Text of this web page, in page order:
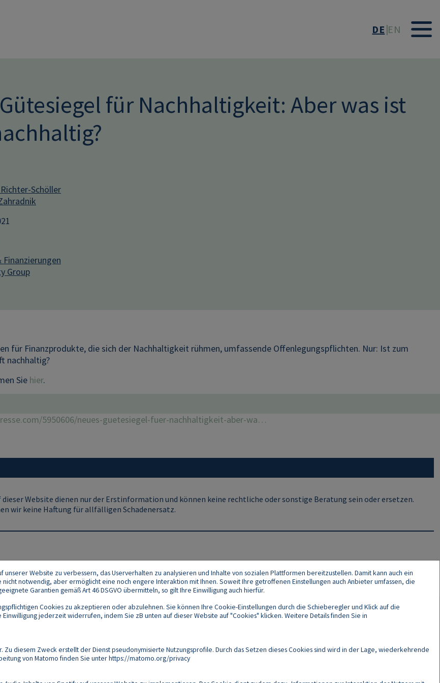
DE EN
für Nachhaltigkeit: Aber was ist
Schöller
Group
für Finanzprodukte, die sich der Nachhaltigkeit rühmen, umfassende Offenlegungspflichten. Nur: Ist zum
nachhaltig?
Sie hier.
5950606/neues-guetesiegel-fuer-nachhaltigkeit-aber-wa…
dieser Website dienen nur der Erstinformation und können keine rechtliche oder sonstige Beratung sein oder ersetzen.
wir keine Haftung für allfälligen Schadenersatz.
Footer
unserer Website zu verbessern, das Userverhalten zu analysieren und Inhalte von sozialen Plattformen bereitzustellen. Damit kann auch ein
notwendig, aber ermöglicht eine noch engere Interaktion mit Ihnen. Soweit Ihre getroffenen Einstellungen auch Anbieter umfassen, die
Garantien gemäß Art 46 DSGVO übermitteln, so gilt Ihre Einwilligung auch hierfür.
Cookies zu akzeptieren oder abzulehnen. Sie können Ihre Cookie-Einstellungen durch die Schieberegler und Klick auf die
Einwilligung jederzeit widerrufen, indem Sie zB unten auf dieser Website auf "Cookies" klicken. Weitere Details finden Sie in
diesem Zweck erstellt der Dienst pseudonymisierte Nutzungsprofile. Durch das Setzen dieses Cookies sind wird in der Lage, wiederkehrende
von Matomo finden Sie unterhttps://matomo.org/privacy
Follow us on: